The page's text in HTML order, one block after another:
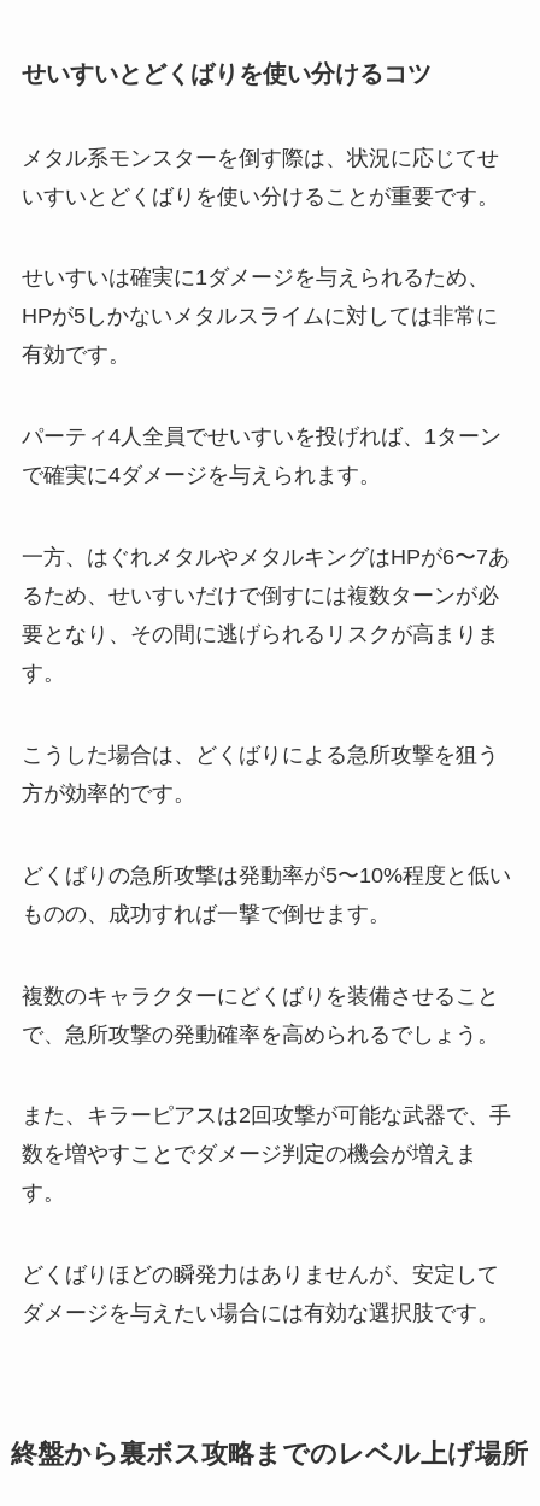
せいすいとどくばりを使い分けるコツ
メタル系モンスターを倒す際は、状況に応じてせ
いすいとどくばりを使い分けることが重要です。
せいすいは確実に1ダメージを与えられるため、
HPが5しかないメタルスライムに対しては非常に
有効です。
パーティ4人全員でせいすいを投げれば、1ターン
で確実に4ダメージを与えられます。
一方、はぐれメタルやメタルキングはHPが6〜7あ
るため、せいすいだけで倒すには複数ターンが必
要となり、その間に逃げられるリスクが高まりま
す。
こうした場合は、どくばりによる急所攻撃を狙う
方が効率的です。
どくばりの急所攻撃は発動率が5〜10%程度と低い
ものの、成功すれば一撃で倒せます。
複数のキャラクターにどくばりを装備させること
で、急所攻撃の発動確率を高められるでしょう。
また、キラーピアスは2回攻撃が可能な武器で、手
数を増やすことでダメージ判定の機会が増えま
す。
どくばりほどの瞬発力はありませんが、安定して
ダメージを与えたい場合には有効な選択肢です。
終盤から裏ボス攻略までのレベル上げ場所